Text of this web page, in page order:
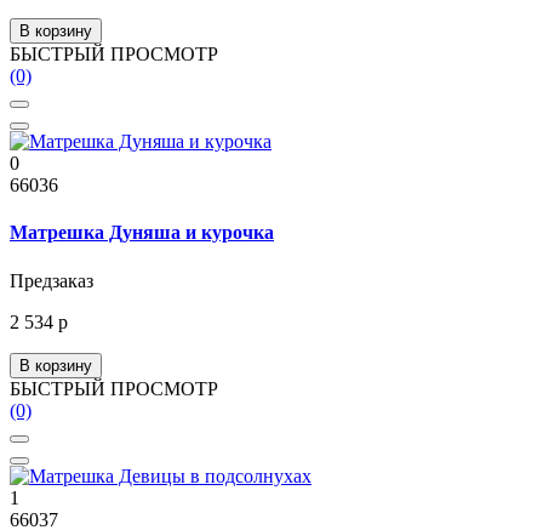
В корзину
БЫСТРЫЙ ПРОСМОТР
(0)
0
66036
Матрешка Дуняша и курочка
Предзаказ
2 534 р
В корзину
БЫСТРЫЙ ПРОСМОТР
(0)
1
66037